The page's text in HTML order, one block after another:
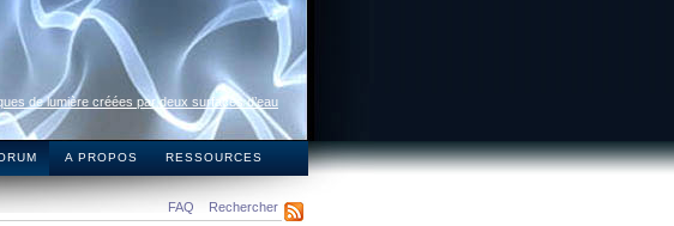
de lumière créées par deux surfaces d’eau
A PROPOS RESSOURCES
FAQ Rechercher